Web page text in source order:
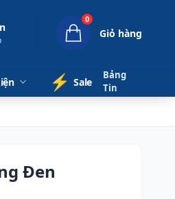
0
Giỏ hàng
⚡️ Sale
Bảng
Tin
Đen